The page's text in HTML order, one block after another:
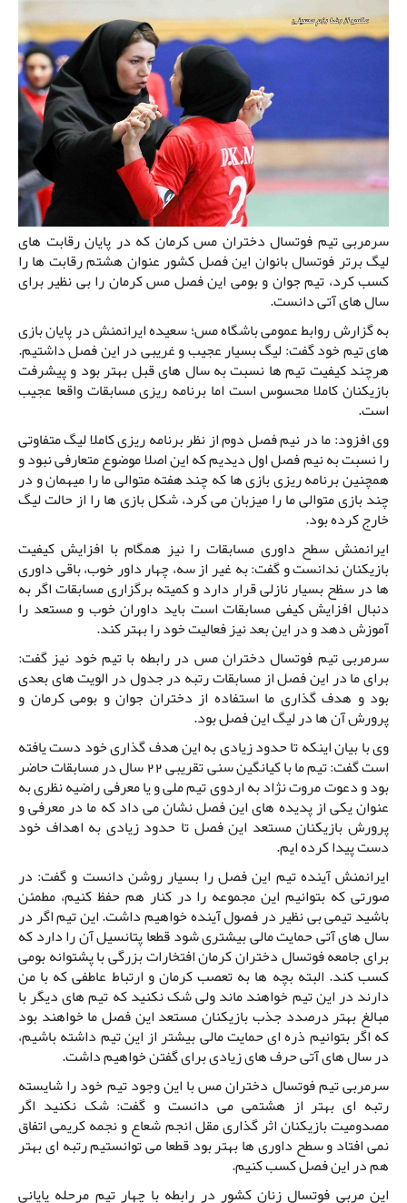
سرمربی تیم فوتسال دختران مس کرمان که در پایان رقابت های
لیگ برتر فوتسال بانوان این فصل کشور عنوان هشتم رقابت ها را
کسب کرد، تیم جوان و بومی این فصل مس کرمان را بی نظیر برای
سال های آتی دانست.
به گزارش روابط عمومی باشگاه مس؛ سعیده ایرانمنش در پایان بازی
های تیم خود گفت: لیگ بسیار عجیب و غریبی در این فصل داشتیم.
هرچند کیفیت تیم ها نسبت به سال های قبل بهتر بود و پیشرفت
بازیکنان کاملا محسوس است اما برنامه ریزی مسابقات واقعا عجیب
است.
وی افزود: ما در نیم فصل دوم از نظر برنامه ریزی کاملا لیگ متفاوتی
را نسبت به نیم فصل اول دیدیم که این اصلا موضوع متعارفی نبود و
همچنین برنامه ریزی بازی ها که چند هفته متوالی ما را میهمان و در
چند بازی متوالی ما را میزبان می کرد، شکل بازی ها را از حالت لیگ
خارج کرده بود.
ایرانمنش سطح داوری مسابقات را نیز همگام با افزایش کیفیت
بازیکنان ندانست و گفت: به غیر از سه، چهار داور خوب، باقی داوری
ها در سظح بسیار نازلی قرار دارد و کمیته برگزاری مسابقات اگر به
دنبال افزایش کیفی مسابقات است باید داوران خوب و مستعد را
آموزش دهد و در این بعد نیز فعالیت خود را بهتر کند.
سرمربی تیم فوتسال دختران مس در رابطه با تیم خود نیز گفت:
برای ما در این فصل از مسابقات رتبه در جدول در الویت های بعدی
بود و هدف گذاری ما استفاده از دختران جوان و بومی کرمان و
پرورش آن ها در لیگ این فصل بود.
وی با بیان اینکه تا حدود زیادی به این هدف گذاری خود دست یافته
است گفت: تیم ما با کیانگین سنی تقریبی 22 سال در مسابقات حاضر
بود و دعوت مروت نژاد به اردوی تیم ملی و یا معرفی راضیه نظری به
عنوان یکی از پدیده های این فصل نشان می داد که ما در معرفی و
پرورش بازیکنان مستعد این فصل تا حدود زیادی به اهداف خود
دست پیدا کرده ایم.
ایرانمنش آینده تیم این فصل را بسیار روشن دانست و گفت: در
صورتی که بتوانیم این مجموعه را در کنار هم حفظ کنیم، مطمئن
باشید تیمی بی نظیر در فصول آینده خواهیم داشت. این تیم اگر در
سال های آتی حمایت مالی بیشتری شود قطعا پتانسیل آن را دارد که
برای جامعه فوتسال دختران کرمان افتخارات بزرگی با پشتوانه بومی
کسب کند. البته بچه ها به تعصب کرمان و ارتباط عاطفی که با من
دارند در این تیم خواهند ماند ولی شک نکنید که تیم های دیگر با
مبالغ بهتر درصدد جذب بازیکنان مستعد این فصل ما خواهند بود
که اگر بتوانیم ذره ای حمایت مالی بیشتر از این تیم داشته باشیم،
در سال های آتی حرف های زیادی برای گفتن خواهیم داشت.
سرمربی تیم فوتسال دختران مس با این وجود تیم خود را شایسته
رتبه ای بهتر از هشتمی می دانست و گفت: شک نکنید اگر
مصدومیت بازیکنان اثر گذاری مقل انجم شعاع و نجمه کریمی اتفاق
نمی افتاد و سطح داوری ها بهتر بود قطعا می توانستیم رتبه ای بهتر
هم در این فصل کسب کنیم.
این مربی فوتسال زنان کشور در رابطه با چهار تیم مرحله پایانی